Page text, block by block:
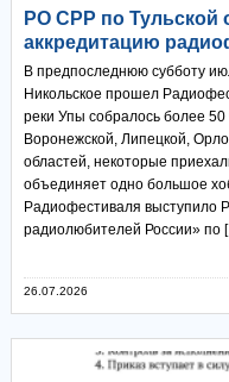
РО СРР по Тульской
аккредитацию
В предпоследнюю субботу
Никольское прошел
реки Упы собралось более
Воронежской, Липецкой,
областей, некоторые
объединяет одно большое
Радиофестиваля выступило
радиолюбителей России» по
26.07.2026